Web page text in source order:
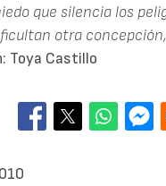
que silencia los
otra
Toya Castillo